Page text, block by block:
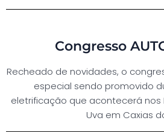
Congresso
Recheado de novidades, o
especial sendo promovido
eletrificação que acontecerá nos
Uva em Caxias